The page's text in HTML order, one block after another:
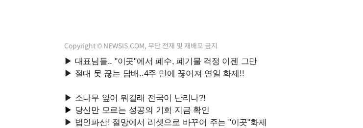
Copyright © NEWSIS.COM, 무단 전재 및 재배포 금지